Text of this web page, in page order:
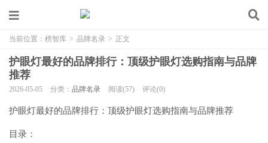
当前位置： 榜智库 > 品牌名录 > 正文
护眼灯最好的品牌排行：顶级护眼灯选购指南与品牌
推荐
2026-05-05 分类： 品牌名录 阅读(57) 评论(0)
护眼灯最好的品牌排行：顶级护眼灯选购指南与品牌推荐
目录：